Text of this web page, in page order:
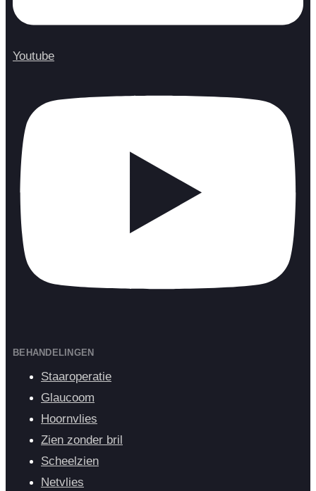
Youtube
BEHANDELINGEN
Staaroperatie
Glaucoom
Hoornvlies
Zien zonder bril
Scheelzien
Netvlies